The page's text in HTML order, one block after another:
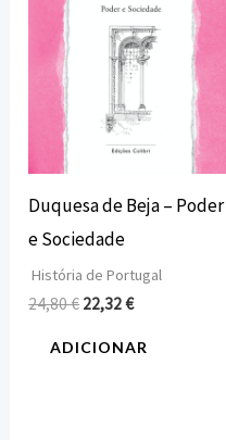
Duquesa de Beja – Poder
e Sociedade
História de Portugal
24,80€ 22,32€
ADICIONAR